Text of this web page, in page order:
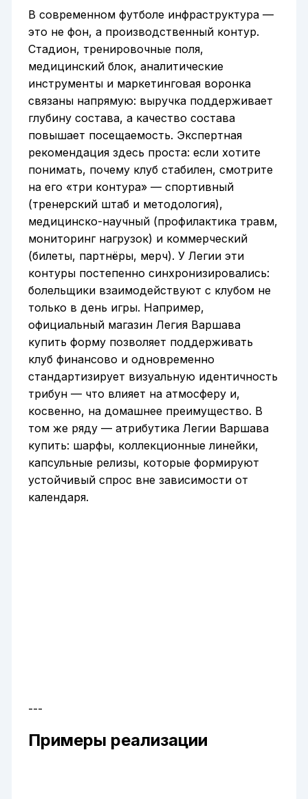
В современном футболе инфраструктура —
это не фон, а производственный контур.
Стадион, тренировочные поля,
медицинский блок, аналитические
инструменты и маркетинговая воронка
связаны напрямую: выручка поддерживает
глубину состава, а качество состава
повышает посещаемость. Экспертная
рекомендация здесь проста: если хотите
понимать, почему клуб стабилен, смотрите
на его «три контура» — спортивный
(тренерский штаб и методология),
медицинско-научный (профилактика травм,
мониторинг нагрузок) и коммерческий
(билеты, партнёры, мерч). У Легии эти
контуры постепенно синхронизировались:
болельщики взаимодействуют с клубом не
только в день игры. Например,
официальный магазин Легия Варшава
купить форму позволяет поддерживать
клуб финансово и одновременно
стандартизирует визуальную идентичность
трибун — что влияет на атмосферу и,
косвенно, на домашнее преимущество. В
том же ряду — атрибутика Легии Варшава
купить: шарфы, коллекционные линейки,
капсульные релизы, которые формируют
устойчивый спрос вне зависимости от
календаря.
---
Примеры реализации